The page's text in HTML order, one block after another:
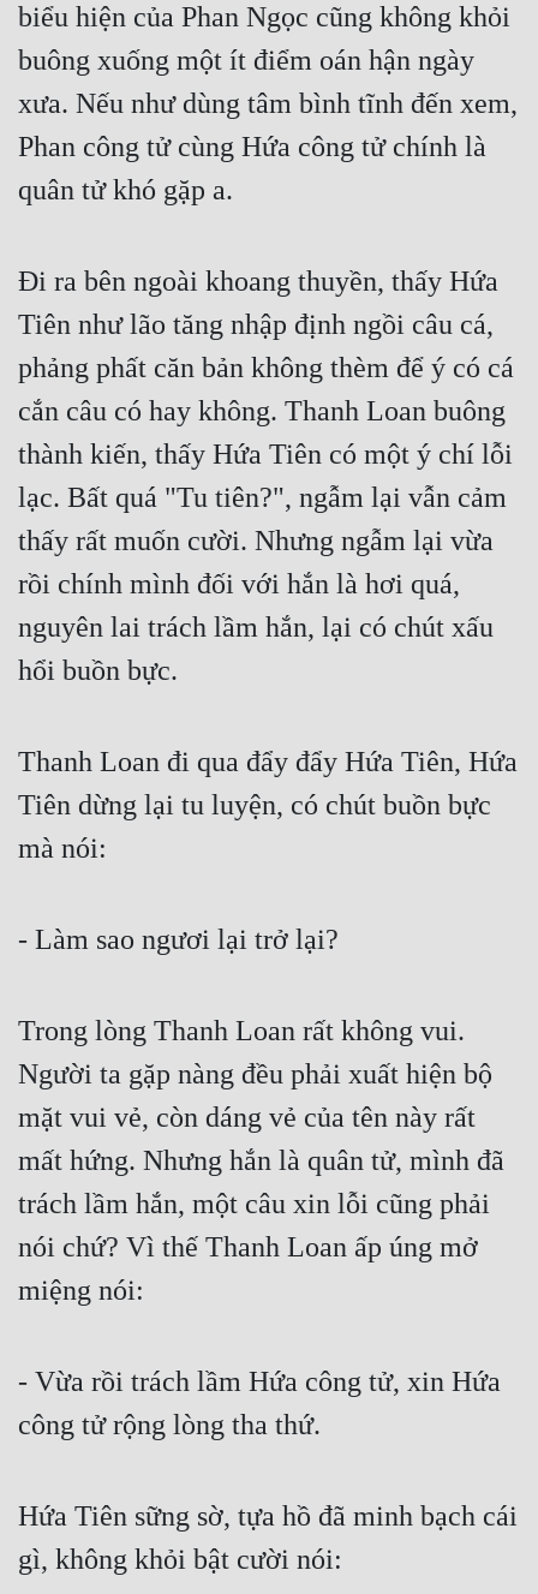
biểu hiện của Phan Ngọc cũng không khỏi
buông xuống một ít điểm oán hận ngày
xưa. Nếu như dùng tâm bình tĩnh đến xem,
Phan công tử cùng Hứa công tử chính là
quân tử khó gặp a.
Đi ra bên ngoài khoang thuyền, thấy Hứa
Tiên như lão tăng nhập định ngồi câu cá,
phảng phất căn bản không thèm để ý có cá
cắn câu có hay không. Thanh Loan buông
thành kiến, thấy Hứa Tiên có một ý chí lỗi
lạc. Bất quá "Tu tiên?", ngẫm lại vẫn cảm
thấy rất muốn cười. Nhưng ngẫm lại vừa
rồi chính mình đối với hắn là hơi quá,
nguyên lai trách lầm hắn, lại có chút xấu
hổi buồn bực.
Thanh Loan đi qua đẩy đẩy Hứa Tiên, Hứa
Tiên dừng lại tu luyện, có chút buồn bực
mà nói:
- Làm sao ngươi lại trở lại?
Trong lòng Thanh Loan rất không vui.
Người ta gặp nàng đều phải xuất hiện bộ
mặt vui vẻ, còn dáng vẻ của tên này rất
mất hứng. Nhưng hắn là quân tử, mình đã
trách lầm hắn, một câu xin lỗi cũng phải
nói chứ? Vì thế Thanh Loan ấp úng mở
miệng nói:
- Vừa rồi trách lầm Hứa công tử, xin Hứa
công tử rộng lòng tha thứ.
Hứa Tiên sững sờ, tựa hồ đã minh bạch cái
gì, không khỏi bật cười nói: